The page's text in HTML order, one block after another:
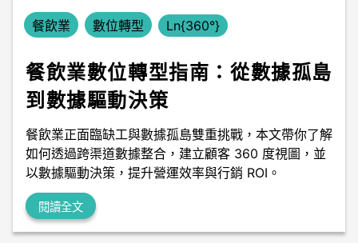
餐飲業 數位轉型 Ln{360°}
餐飲業數位轉型指南：從數據孤島
到數據驅動決策
餐飲業正面臨缺工與數據孤島雙重挑戰，本文帶你了解
如何透過跨渠道數據整合，建立顧客 360 度視圖，並
以數據驅動決策，提升營運效率與行銷 ROI。
閱讀全文